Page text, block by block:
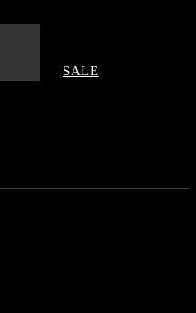
SALE